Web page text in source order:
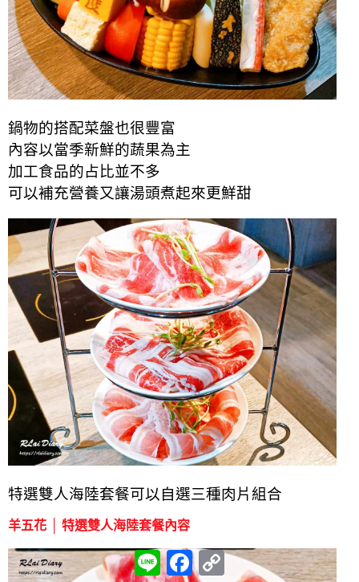
鍋物的搭配菜盤也很豐富
內容以當季新鮮的蔬果為主
加工食品的占比並不多
可以補充營養又讓湯頭煮起來更鮮甜
特選雙人海陸套餐可以自選三種肉片組合
羊五花 │ 特選雙人海陸套餐內容
L
i
F
a
C